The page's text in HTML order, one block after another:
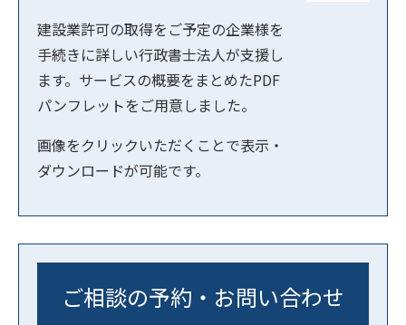
建設業許可の取得をご予定の企業様を
手続きに詳しい行政書士法人が支援し
ます。サービスの概要をまとめたPDF
パンフレットをご用意しました。
画像をクリックいただくことで表示・
ダウンロードが可能です。
ご相談の予約・お問い合わせ